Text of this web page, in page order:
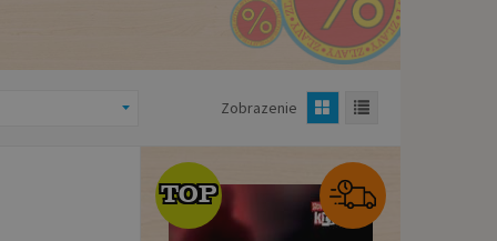
Zobrazenie
TOP
TOP